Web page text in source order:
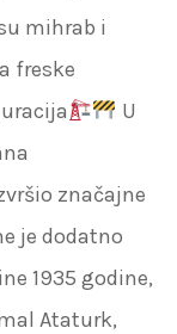
mihrab i
freske
U
značajne
je dodatno
1935 godine,
Ataturk,